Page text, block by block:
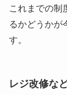
これまでの制
るかどうかが
す。
レジ改修な